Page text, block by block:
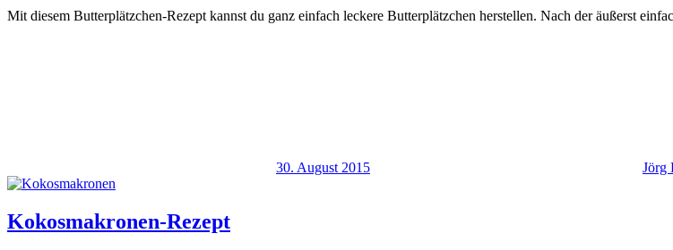
Mit diesem Butterplätzchen-Rezept kannst du ganz einfach leckere Butterplätzchen herstellen. Nach der äußerst
30. August 2015 Jörg
Kokosmakronen-Rezept